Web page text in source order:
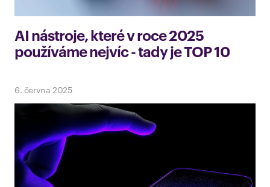
AI nástroje, které v roce 2025
používáme nejvíc - tady je TOP 10
6. června 2025